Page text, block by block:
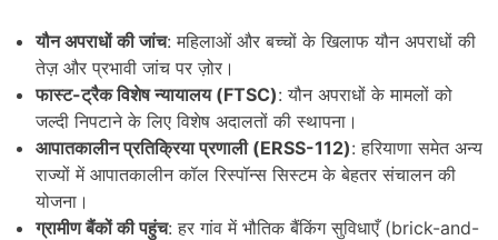
यौन अपराधों की जांच: महिलाओं और बच्चों के खिलाफ यौन अपराधों की
तेज़ और प्रभावी जांच पर ज़ोर।
फास्ट-ट्रैक विशेष न्यायालय (FTSC): यौन अपराधों के मामलों को
जल्दी निपटाने के लिए विशेष अदालतों की स्थापना।
आपातकालीन प्रतिक्रिया प्रणाली (ERSS-112): हरियाणा समेत अन्य
राज्यों में आपातकालीन कॉल रिस्पॉन्स सिस्टम के बेहतर संचालन की
योजना।
ग्रामीण बैंकों की पहुंच: हर गांव में भौतिक बैंकिंग सुविधाएँ (brick-and-